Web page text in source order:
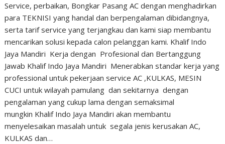
Service, perbaikan, Bongkar Pasang AC dengan menghadirkan
para TEKNISI yang handal dan berpengalaman dibidangnya,
serta tarif service yang terjangkau dan kami siap membantu
mencarikan solusi kepada calon pelanggan kami. Khalif Indo
Jaya Mandiri Kerja dengan Profesional dan Bertanggung
Jawab Khalif Indo Jaya Mandiri Menerabkan standar kerja yang
professional untuk pekerjaan service AC ,KULKAS, MESIN
CUCI untuk wilayah pamulang dan sekitarnya dengan
pengalaman yang cukup lama dengan semaksimal
mungkin Khalif Indo Jaya Mandiri akan membantu
menyelesaikan masalah untuk segala jenis kerusakan AC,
KULKAS dan…